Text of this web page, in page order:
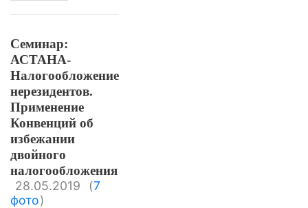
Семинар:
АСТАНА-
Налогообложение
нерезидентов.
Применение
Конвенций об
избежании
двойного
налогообложения
28.05.2019
(7
фото)